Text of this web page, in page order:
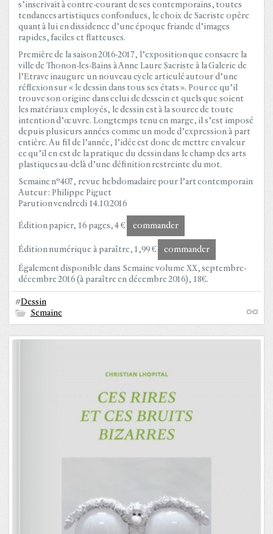
s’inscrivait à contre-courant de ses contemporains, toutes
tendances artistiques confondues, le choix de Sacriste opère
quant à lui en dissidence d’une époque friande d’images
rapides, faciles et flatteuses.
Première de la saison 2016-2017, l’exposition que consacre la
ville de Thonon-les-Bains à Anne Laure Sacriste à la Galerie de
l’Etrave inaugure un nouveau cycle articulé autour d’une
réflexion sur « le dessin dans tous ses états ». Pour ce qu’il
trouve son origine dans celui de dessein et quels que soient
les matériaux employés, le dessin est à la source de toute
intention d’œuvre. Longtemps tenu en marge, il s’est imposé
depuis plusieurs années comme un mode d’expression à part
entière. Au fil de l’année, l’idée est donc de mettre en valeur
ce qu’il en est de la pratique du dessin dans le champ des arts
plastiques au-delà d’une définition restreinte du mot.
Semaine n°407, revue hebdomadaire pour l’art contemporain
Auteur : Philippe Piguet
Parution vendredi 14.10.2016
Édition papier, 16 pages, 4 € commander
Édition numérique à paraître, 1,99 € commander
Également disponible dans Semaine volume XX, septembre-
décembre 2016 (à paraître en décembre 2016), 18€.
#Dessin
Semaine